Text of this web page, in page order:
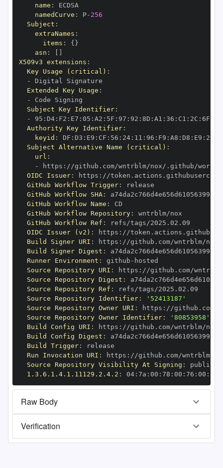
name :
namedCurve : P- 256
Subject :
extraNames :
items : { }
asn :
X509v3 extensions :
Key Usage (critical) :
-
Extended Key Usage :
-
Subject Key Identifier:
-
95 : D4: F2 : E7 : 05 : A2 : 5F : 97 : 92 : 8D : A1 : 36 : C1 : 2C : 6F
Authority Key Identifier:
keyid : DF : D3 : E9 : CF : 56 : 24: 11 : 96 : F9 : A8 : D8 : E9 : 28
Subject Alternative Name (critical) :
url :
-
https :
OIDC Issuer: https :
GitHub Workflow Trigger:
GitHub Workflow SHA:
GitHub Workflow Name :
GitHub Workflow Repository:
GitHub Workflow Ref :
OIDC Issuer (v2) : https :
Build Signer URI : https :
Build Signer Digest :
Runner Environment : github -
Source Repository URI : https :
Source Repository Digest :
Source Repository Ref :
Source Repository Identifier:
'52413187'
Source Repository Owner URI : https :
Source Repository Owner Identifier:
'80853958'
Build Config URI : https :
Build Config Digest :
Build Trigger:
Run Invocation URI : https :
Source Repository Visibility At Signing :
1.3.6.1.4.1.11129.2.4.2 : 04: 7a : 00 : 78 : 00 : 76 : 00 : dd
Raw Body
Verification